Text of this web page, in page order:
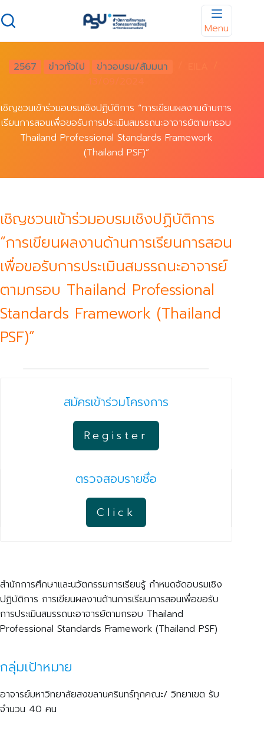
to
Menu
2567 ข่าวทั่วไป ข่าวอบรม/สัมมนา
13/09/2024
เชิญชวนเข้าร่วมอบรมเชิงปฏิบัติการ “การเขียนผลงานด้านการ
เรียนการสอนเพื่อขอรับการประเมินสมรรถนะอาจารย์ตามกรอบ
Thailand Professional Standards Framework
(Thailand PSF)”
เชิญชวนเข้าร่วมอบรมเชิงปฏิบัติการ
“การเขียนผลงานด้านการเรียนการสอน
เพื่อขอรับการประเมินสมรรถนะอาจารย์
ตามกรอบ Thailand Professional
Standards Framework (Thailand
PSF)”
สมัครเข้าร่วมโครงการ
Register
ตรวจสอบรายชื่อ
Click
สำนักการศึกษาและนวัตกรรมการเรียนรู้ กำหนดจัดอบรมเชิง
ปฏิบัติการ การเขียนผลงานด้านการเรียนการสอนเพื่อขอรับ
การประเมินสมรรถนะอาจารย์ตามกรอบ Thailand
Professional Standards Framework (Thailand PSF)
กลุ่มเป้าหมาย
อาจารย์มหาวิทยาลัยสงขลานครินทร์ทุกคณะ/ วิทยาเขต รับ
จำนวน 40 คน